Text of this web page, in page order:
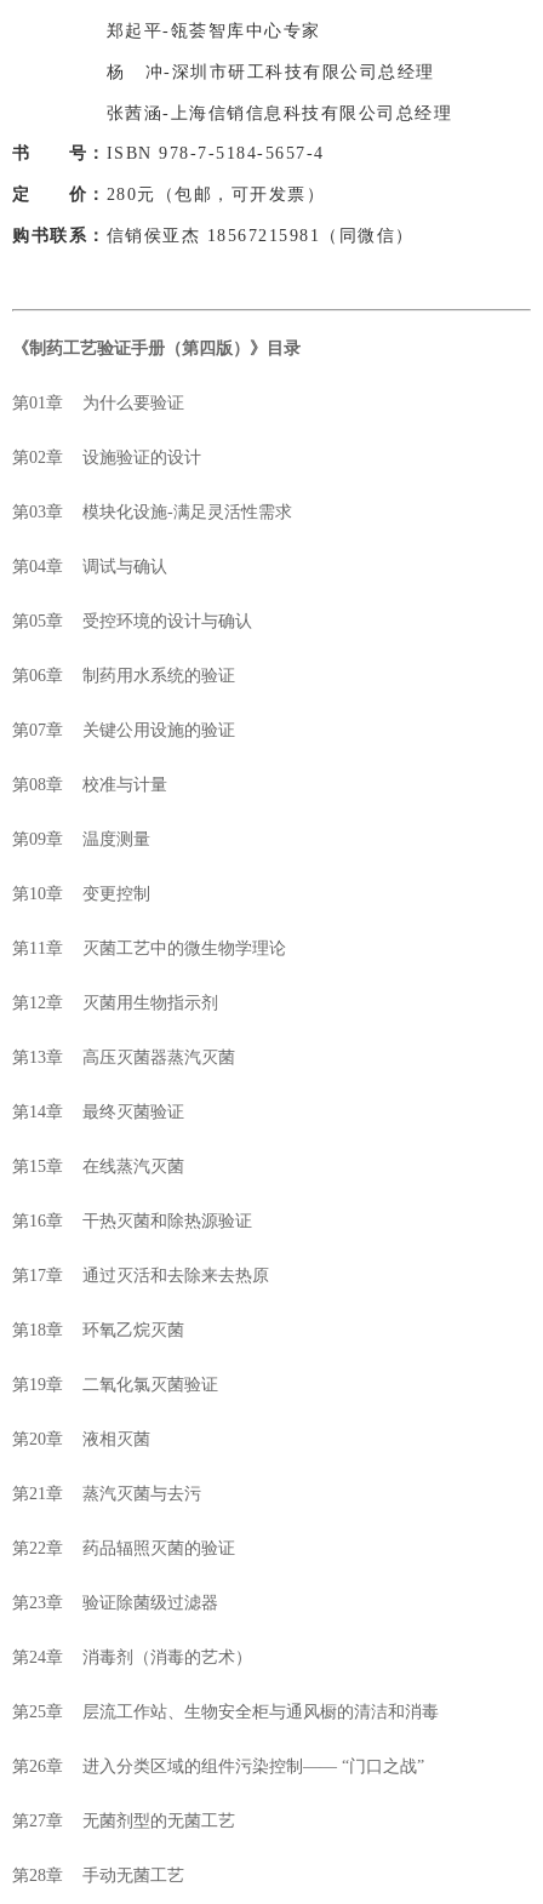
郑起平-瓴荟智库中心专家
杨 冲-深圳市研工科技有限公司总经理
张茜涵-上海信销信息科技有限公司总经理
书 号： ISBN 978-7-5184-5657-4
定 价： 280元（包邮，可开发票）
购书联系： 信销侯亚杰 18567215981（同微信）
《制药工艺验证手册（第四版） 》目录
第01章 为什么要验证
第02章 设施验证的设计
第03章 模块化设施-满足灵活性需求
第04章 调试与确认
第05章 受控环境的设计与确认
第06章 制药用水系统的验证
第07章 关键公用设施的验证
第08章 校准与计量
第09章 温度测量
第10章 变更控制
第11章 灭菌工艺中的微生物学理论
第12章 灭菌用生物指示剂
第13章 高压灭菌器蒸汽灭菌
第14章 最终灭菌验证
第15章 在线蒸汽灭菌
第16章 干热灭菌和除热源验证
第17章 通过灭活和去除来去热原
第18章 环氧乙烷灭菌
第19章 二氧化氯灭菌验证
第20章 液相灭菌
第21章 蒸汽灭菌与去污
第22章 药品辐照灭菌的验证
第23章 验证除菌级过滤器
第24章 消毒剂（消毒的艺术）
第25章 层流工作站、生物安全柜与通风橱的清洁和消毒
第26章 进入分类区域的组件污染控制—— “门口之战”
第27章 无菌剂型的无菌工艺
第28章 手动无菌工艺